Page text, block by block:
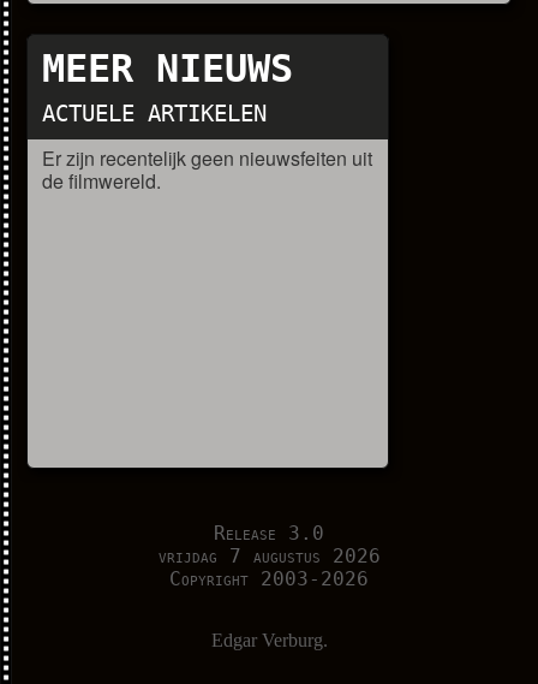
MEER NIEUWS
ACTUELE ARTIKELEN
Er zijn recentelijk geen nieuwsfeiten uit
de filmwereld.
Release 3.0
vrijdag 7 augustus 2026
Copyright 2003-2026
Edgar Verburg.